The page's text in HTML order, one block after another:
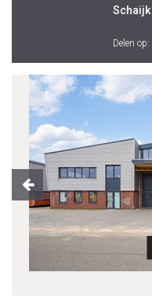
Schaijk
Delen op: